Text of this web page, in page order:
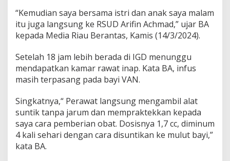
1
B
u
n
D
i
R
U
D
A
r
“Kemudian saya bersama istri dan anak saya malam
itu juga langsung ke RSUD Arifin Achmad,” ujar BA
kepada Media Riau Berantas, Kamis (14/3/2024).
Setelah 18 jam lebih berada di IGD menunggu
mendapatkan kamar rawat inap. Kata BA, infus
masih terpasang pada bayi VAN.
Singkatnya,“ Perawat langsung mengambil alat
suntik tanpa jarum dan mempraktekkan kepada
saya cara pemberian obat. Dosisnya 1,7 cc, diminum
4 kali sehari dengan cara disuntikan ke mulut bayi,”
kata BA.